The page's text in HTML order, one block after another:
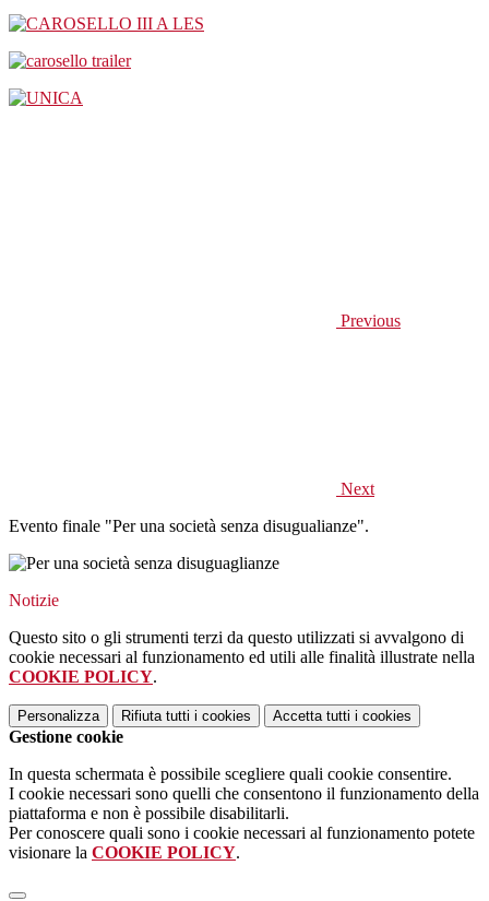
Previous
Next
Evento finale "Per una società senza disugualianze".
Notizie
Questo sito o gli strumenti terzi da questo utilizzati si avvalgono di
cookie necessari al funzionamento ed utili alle finalità illustrate nella
COOKIE POLICY.
Personalizza Rifiuta tutti i cookies Accetta tutti i cookies
Gestione cookie
In questa schermata è possibile scegliere quali cookie consentire.
I cookie necessari sono quelli che consentono il funzionamento della
piattaforma e non è possibile disabilitarli.
Per conoscere quali sono i cookie necessari al funzionamento potete
visionare la COOKIE POLICY.